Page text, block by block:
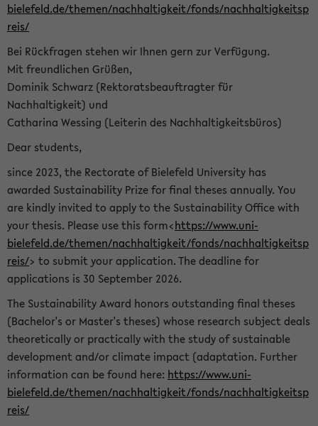
bielefeld.de/themen/nachhaltigkeit/fonds/nachhaltigkeitsp
reis/
Bei Rückfragen stehen wir Ihnen gern zur Verfügung.
Mit freundlichen Grüßen,
Dominik Schwarz (Rektoratsbeauftragter für
Nachhaltigkeit) und
Catharina Wessing (Leiterin des Nachhaltigkeitsbüros)
Dear students,
since 2023, the Rectorate of Bielefeld University has
awarded Sustainability Prize for final theses annually. You
are kindly invited to apply to the Sustainability Office with
your thesis. Please use this form<https://www.uni-
bielefeld.de/themen/nachhaltigkeit/fonds/nachhaltigkeitsp
reis/> to submit your application. The deadline for
applications is 30 September 2026.
The Sustainability Award honors outstanding final theses
(Bachelor's or Master's theses) whose research subject deals
theoretically or practically with the study of sustainable
development and/or climate impact (adaptation. Further
information can be found here: https://www.uni-
bielefeld.de/themen/nachhaltigkeit/fonds/nachhaltigkeitsp
reis/